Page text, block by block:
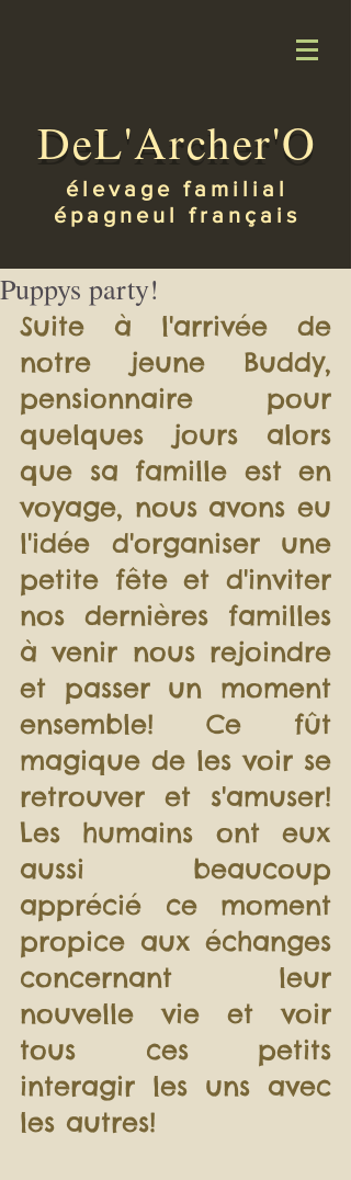
DeL'Archer'O
élevage familial
épagneul français
Puppys party!
Suite à l'arrivée de
notre jeune Buddy,
pensionnaire pour
quelques jours alors
que sa famille est en
voyage, nous avons eu
l'idée d'organiser une
petite fête et d'inviter
nos dernières familles
à venir nous rejoindre
et passer un moment
ensemble! Ce fût
magique de les voir se
retrouver et s'amuser!
Les humains ont eux
aussi beaucoup
apprécié ce moment
propice aux échanges
concernant leur
nouvelle vie et voir
tous ces petits
interagir les uns avec
les autres!